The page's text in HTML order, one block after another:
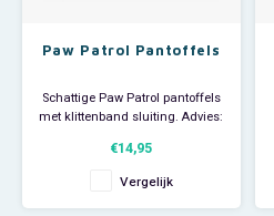
Paw Patrol Pantoffels
Schattige Paw Patrol pantoffels
met klittenband sluiting. Advies:
pantoffels vallen aan de kleine
kant.
€14,95
Vergelijk